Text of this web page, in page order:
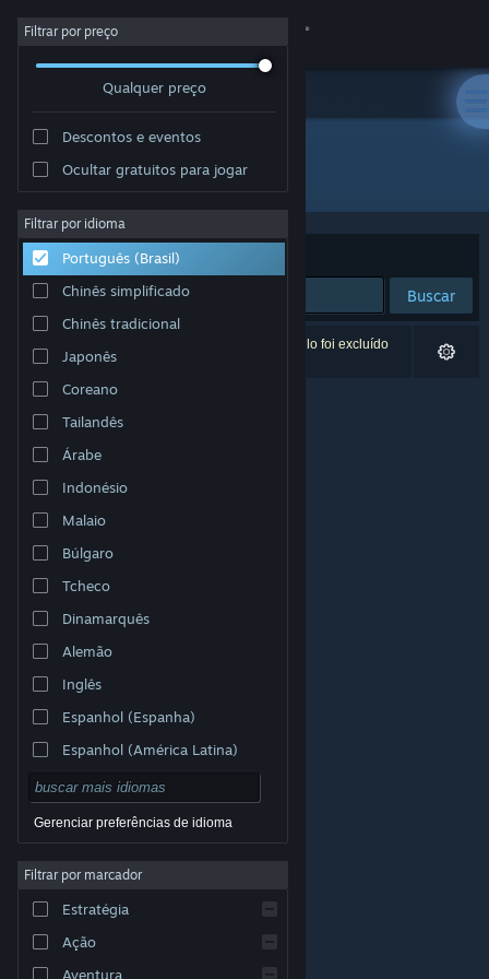
Iniciar sessão
Sobre
Suporte
Alterar idioma
Baixe o aplicativo móvel do Steam
Ver versão para computadores
© Valve Corporation. Todos os direitos reservados.
respectivos donos nos EUA e em outros países.
Acessibilidade
Reembolsos|Cookies
Filtrar por preço
Qualquer preço
Descontos e eventos
Ocultar gratuitos para jogar
Filtrar por idioma
Português (Brasil)
Chinês simplificado
Chinês tradicional
Japonês
Coreano
Tailandês
Árabe
Indonésio
Malaio
Búlgaro
Tcheco
Dinamarquês
Alemão
Inglês
Espanhol (Espanha)
Espanhol (América Latina)
Gerenciar preferências de idioma
Filtrar por marcador
Estratégia
Ação
Aventura
Desenvolvedor: Tupolev the Ascender
Ordenar por Relevância
Buscar
0 resultados correspondem à sua busca. Um título foi excluído
de acordo com as suas preferências.